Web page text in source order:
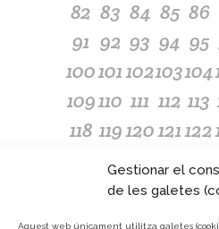
Gestionar el
de les galetes
Aquest web únicament utilitza galetes
82 83 84 85 86
91 92 93 94 95
100101102103104
109110 111 112 113
118 119120121122
128 129 130
137138139140
145146 147148149